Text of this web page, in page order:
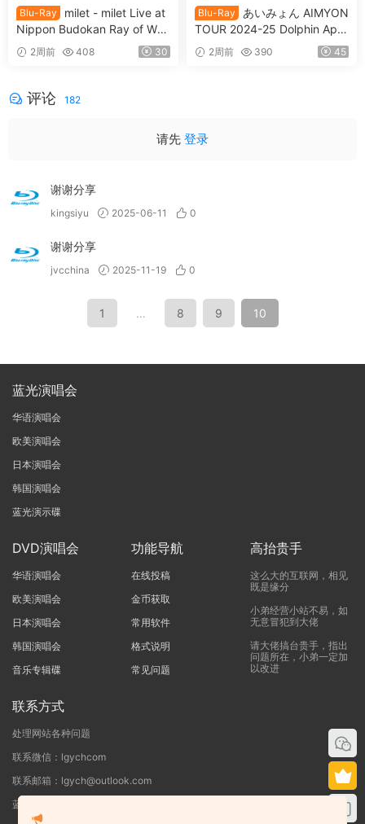
Blu-Ray
milet - milet Live at
Nippon Budokan Ray of Wat
er [2026.06.17] [BDISO 41.3
GB]
2周前 408 30
Blu-Ray
あいみょん AIMYON
TOUR 2024-25 Dolphin Apar
tment IN Osaka Castle Hall
[2025.09.17] [BDISO 2BD 9
2周前 390 45
评论 182
请先 登录
谢谢分享
kingsiyu 2025-06-11 0
谢谢分享
jvcchina 2025-11-19 0
1 … 8 9 10
蓝光演唱会
华语演唱会
欧美演唱会
日本演唱会
韩国演唱会
蓝光演示碟
DVD演唱会
华语演唱会
欧美演唱会
日本演唱会
韩国演唱会
音乐专辑碟
功能导航
在线投稿
金币获取
常用软件
格式说明
常见问题
高抬贵手
这么大的互联网，相见
既是缘分
小弟经营小站不易，如
无意冒犯到大佬
请大佬搞台贵手，指出
问题所在，小弟一定加
以改进
联系方式
处理网站各种问题
联系微信：lgychcom
联系邮箱：lgych@outlook.com
蓝光演唱会网 - 专注于ISO和BDMV蓝光演唱会下载服务